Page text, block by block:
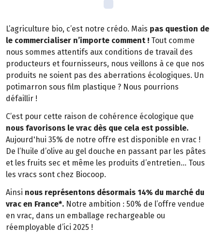
L’agriculture bio, c’est notre crédo. Mais pas question de
le commercialiser n’importe comment ! Tout comme
nous sommes attentifs aux conditions de travail des
producteurs et fournisseurs, nous veillons à ce que nos
produits ne soient pas des aberrations écologiques. Un
potimarron sous film plastique ? Nous pourrions
défaillir !
C’est pour cette raison de cohérence écologique que
nous favorisons le vrac dès que cela est possible.
Aujourd'hui 35% de notre offre est disponible en vrac !
De l’huile d’olive au gel douche en passant par les pâtes
et les fruits sec et même les produits d’entretien… Tous
les vracs sont chez Biocoop.
Ainsi nous représentons désormais 14% du marché du
vrac en France*. Notre ambition : 50% de l’offre vendue
en vrac, dans un emballage rechargeable ou
réemployable d’ici 2025 !